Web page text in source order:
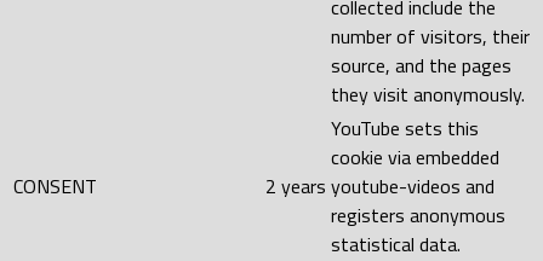
collected include the
number of visitors, their
source, and the pages
they visit anonymously.
CONSENT 2 years
YouTube sets this
cookie via embedded
youtube-videos and
registers anonymous
statistical data.